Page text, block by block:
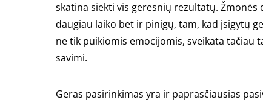
skatina siekti vis geresnių rezultatų.
daugiau laiko bet ir pinigų, tam, kad įsigytų
ne tik puikiomis emocijomis, sveikata tačiau
savimi.
Geras pasirinkimas yra ir paprasčiausias